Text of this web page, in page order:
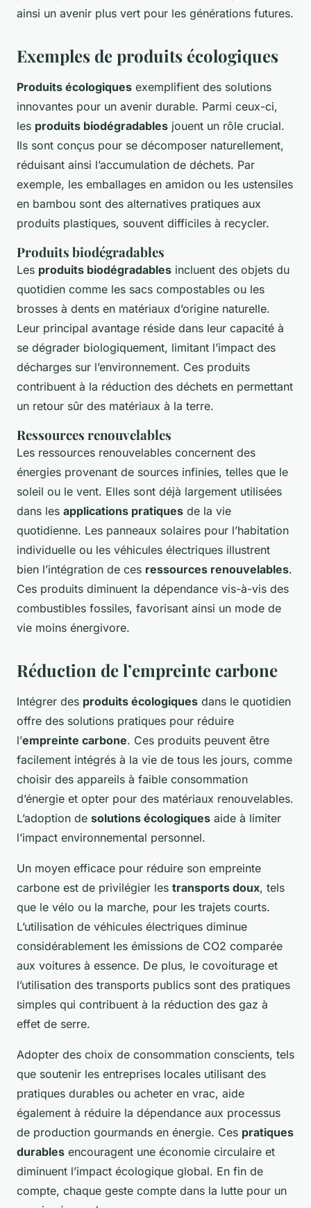
ainsi un avenir plus vert pour les générations futures.
Exemples de produits écologiques
Produits écologiques exemplifient des solutions
innovantes pour un avenir durable. Parmi ceux-ci,
les produits biodégradables jouent un rôle crucial.
Ils sont conçus pour se décomposer naturellement,
réduisant ainsi l’accumulation de déchets. Par
exemple, les emballages en amidon ou les ustensiles
en bambou sont des alternatives pratiques aux
produits plastiques, souvent difficiles à recycler.
Produits biodégradables
Les produits biodégradables incluent des objets du
quotidien comme les sacs compostables ou les
brosses à dents en matériaux d’origine naturelle.
Leur principal avantage réside dans leur capacité à
se dégrader biologiquement, limitant l’impact des
décharges sur l’environnement. Ces produits
contribuent à la réduction des déchets en permettant
un retour sûr des matériaux à la terre.
Ressources renouvelables
Les ressources renouvelables concernent des
énergies provenant de sources infinies, telles que le
soleil ou le vent. Elles sont déjà largement utilisées
dans les applications pratiques de la vie
quotidienne. Les panneaux solaires pour l’habitation
individuelle ou les véhicules électriques illustrent
bien l’intégration de ces ressources renouvelables.
Ces produits diminuent la dépendance vis-à-vis des
combustibles fossiles, favorisant ainsi un mode de
vie moins énergivore.
Réduction de l’empreinte carbone
Intégrer des produits écologiques dans le quotidien
offre des solutions pratiques pour réduire
l’empreinte carbone. Ces produits peuvent être
facilement intégrés à la vie de tous les jours, comme
choisir des appareils à faible consommation
d’énergie et opter pour des matériaux renouvelables.
L’adoption de solutions écologiques aide à limiter
l’impact environnemental personnel.
Un moyen efficace pour réduire son empreinte
carbone est de privilégier les transports doux, tels
que le vélo ou la marche, pour les trajets courts.
L’utilisation de véhicules électriques diminue
considérablement les émissions de CO2 comparée
aux voitures à essence. De plus, le covoiturage et
l’utilisation des transports publics sont des pratiques
simples qui contribuent à la réduction des gaz à
effet de serre.
Adopter des choix de consommation conscients, tels
que soutenir les entreprises locales utilisant des
pratiques durables ou acheter en vrac, aide
également à réduire la dépendance aux processus
de production gourmands en énergie. Ces pratiques
durables encouragent une économie circulaire et
diminuent l’impact écologique global. En fin de
compte, chaque geste compte dans la lutte pour un